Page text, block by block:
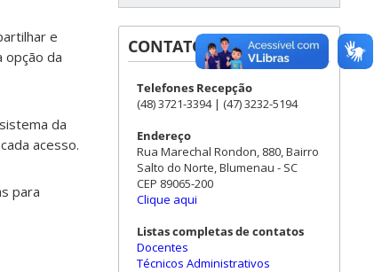
e
opção da
da
acesso.
para
CONTATOS
Telefones Recepção
(48) 3721-3394 | (47) 3232-5194
Endereço
Rua Marechal Rondon, 880, Bairro
Salto do Norte, Blumenau - SC
CEP 89065-200
Clique aqui
Listas completas de contatos
Docentes
Técnicos Administrativos